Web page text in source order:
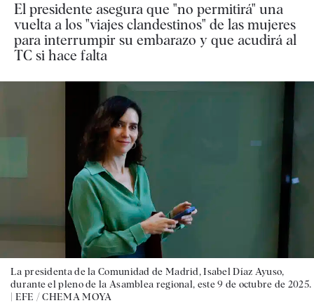
El presidente asegura que "no permitirá" una
vuelta a los "viajes clandestinos" de las mujeres
para interrumpir su embarazo y que acudirá al
TC si hace falta
La presidenta de la Comunidad de Madrid, Isabel Díaz Ayuso,
durante el pleno de la Asamblea regional, este 9 de octubre de 2025.
| EFE / CHEMA MOYA